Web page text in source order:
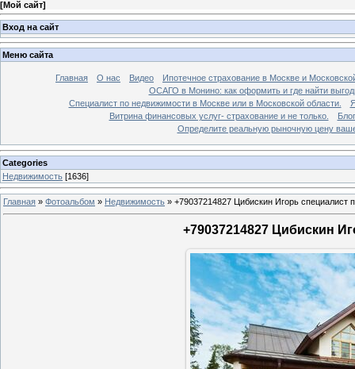
[Мой сайт]
Вход на сайт
Меню сайта
Главная О нас Видео
Ипотечное страхование в Москве и
ОСАГО в Монино: как оформить и где найти
Специалист по недвижимости в Москве или в Московской области.
Витрина финансовых услуг- страхование и не только.
Блог
Определите реальную рыночную цену
Categories
Недвижимость [1636]
Главная » Фотоальбом » Недвижимость » +79037214827 Цибискин Игорь специалист
+79037214827 Цибискин